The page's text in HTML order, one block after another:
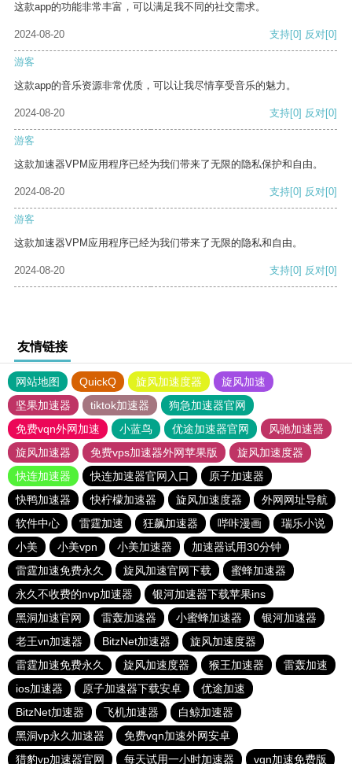
这款app的功能非常丰富，可以满足我不同的社交需求。
2024-08-20 支持[0] 反对[0]
游客
这款app的音乐资源非常优质，可以让我尽情享受音乐的魅力。
2024-08-20 支持[0] 反对[0]
游客
这款加速器VPM应用程序已经为我们带来了无限的隐私保护和自由。
2024-08-20 支持[0] 反对[0]
游客
这款加速器VPM应用程序已经为我们带来了无限的隐私和自由。
2024-08-20 支持[0] 反对[0]
友情链接
网站地图 QuickQ 旋风加速度器
旋风加速
坚果加速器
tiktok加速器
狗急加速器官网
免费vqn外网加速
小蓝鸟 优途加速器官网
风驰加速器
旋风加速器
免费vps加速器外网苹果版
旋风加速度器
快连加速器
快连加速器官网入口
原子加速器
快鸭加速器
快柠檬加速器 旋风加速度器
外网网址导航
软件中心
雷霆加速 狂飙加速器 哔咔漫画
瑞乐小说
小美
小美vpn 小美加速器
加速器试用30分钟
雷霆加速免费永久
旋风加速官网下载
蜜蜂加速器
永久不收费的nvp加速器
银河加速器下载苹果ins
黑洞加速官网
雷轰加速器 小蜜蜂加速器
银河加速器
老王vn加速器
BitzNet加速器
旋风加速度器
雷霆加速免费永久
旋风加速度器 猴王加速器
雷轰加速
ios加速器
原子加速器下载安卓
优途加速
BitzNet加速器
飞机加速器
白鲸加速器
黑洞vp永久加速器
免费vqn加速外网安卓
猎豹vp加速器官网
每天试用一小时加速器 vqn加速免费版